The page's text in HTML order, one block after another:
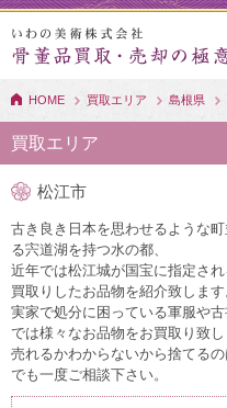
HOME 買取エリア 島根県
買取エリア
松江市
古き良き日本を思わせるような
る宍道湖を持つ水の都、
近年では松江城が国宝に指定さ
買取りしたお品物を紹介致します
実家で処分に困っている軍服や
では様々なお品物をお買取り致し
売れるかわからないから捨てる
でも一度ご相談下さい。